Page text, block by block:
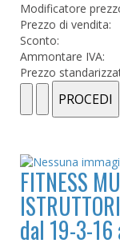
Modificatore
Prezzo di vendita:
Sconto:
Ammontare IVA:
Prezzo
FITNESS
dal 19-3-